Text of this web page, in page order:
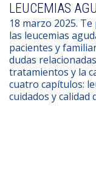
LEUCEMIAS
18 marzo 2025.
las leucemias
pacientes y
dudas
tratamientos y la
cuatro capítulos:
cuidados y calidad